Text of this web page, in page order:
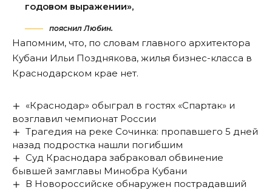
годовом выражении»,
пояснил Любин.
Напомним, что, по словам главного архитектора
Кубани Ильи Позднякова, жилья бизнес-класса в
Краснодарском крае нет.
«Краснодар» обыграл в гостях «Спартак» и
возглавил чемпионат России
Трагедия на реке Сочинка: пропавшего 5 дней
назад подростка нашли погибшим
Суд Краснодара забраковал обвинение
бывшей замглавы Минобра Кубани
В Новороссийске обнаружен пострадавший